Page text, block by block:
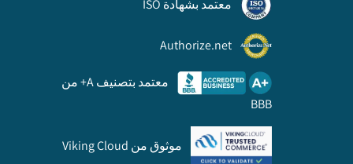
معتمد بشهادة ISO
Authorize.net
معتمد بتصنيف A+ من
BBB
موثوق من Viking Cloud